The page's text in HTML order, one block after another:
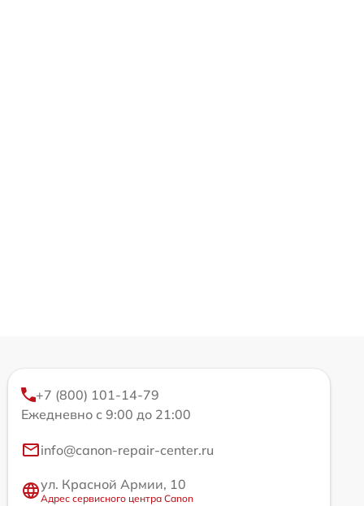
+7 (800) 101-14-79
Ежедневно с 9:00 до 21:00
info@canon-repair-center.ru
ул. Красной Армии, 10
Адрес сервисного центра Canon